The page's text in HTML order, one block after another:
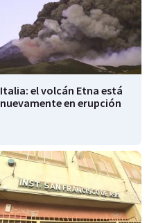
Italia: el volcán Etna está
nuevamente en erupción